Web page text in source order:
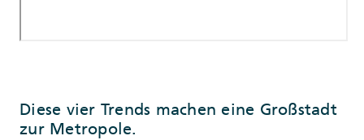
Diese vier Trends machen eine Großstadt
zur Metropole.